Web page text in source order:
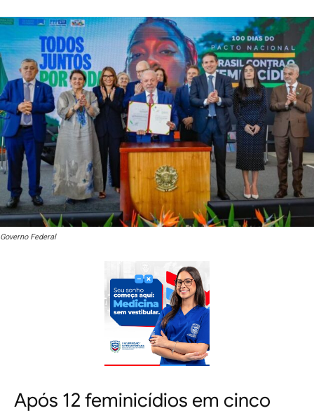
Governo Federal
Após 12 feminicídios em cinco